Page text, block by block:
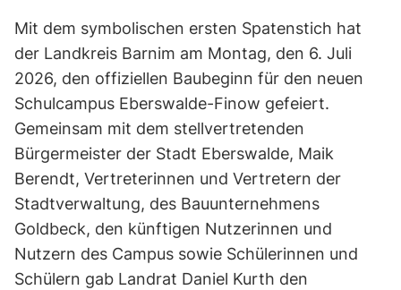
Mit dem symbolischen ersten Spatenstich hat
der Landkreis Barnim am Montag, den 6. Juli
2026, den offiziellen Baubeginn für den neuen
Schulcampus Eberswalde-Finow gefeiert.
Gemeinsam mit dem stellvertretenden
Bürgermeister der Stadt Eberswalde, Maik
Berendt, Vertreterinnen und Vertretern der
Stadtverwaltung, des Bauunternehmens
Goldbeck, den künftigen Nutzerinnen und
Nutzern des Campus sowie Schülerinnen und
Schülern gab Landrat Daniel Kurth den